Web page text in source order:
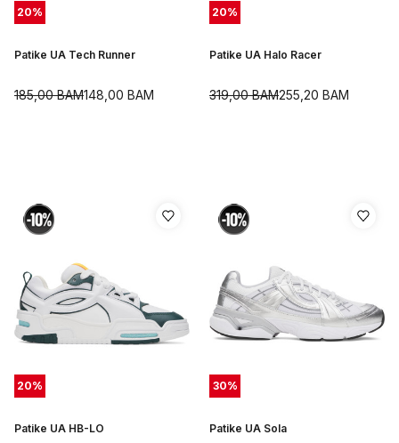
20%
Patike UA Tech Runner
148,00 BAM
185,00BAM
20%
Patike UA Halo Racer
255,20 BAM
319,00BAM
20%
Patike UA HB-LO
30%
Patike UA Sola